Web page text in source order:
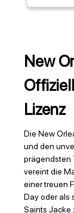
New
Lizenz
Die New
und den
prägendsten
vereint die
einer treuen
Day oder als
Saints Jacke